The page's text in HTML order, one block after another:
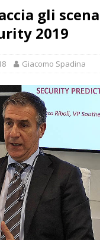
gli
2019
Giacomo Spadina